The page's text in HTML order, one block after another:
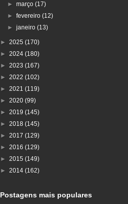
►março(17)
►fevereiro(12)
►janeiro(13)
► 2025 (170)
► 2024 (180)
► 2023 (167)
► 2022 (102)
► 2021 (119)
► 2020 (99)
► 2019 (145)
► 2018 (145)
► 2017 (129)
► 2016 (129)
► 2015 (149)
► 2014 (162)
Postagens mais populares